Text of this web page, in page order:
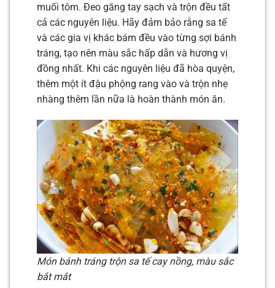
muối tôm. Đeo găng tay sạch và trộn đều tất
cả các nguyên liệu. Hãy đảm bảo rằng sa tế
và các gia vị khác bám đều vào từng sợi bánh
tráng, tạo nên màu sắc hấp dẫn và hương vị
đồng nhất. Khi các nguyên liệu đã hòa quyện,
thêm một ít đậu phộng rang vào và trộn nhẹ
nhàng thêm lần nữa là hoàn thành món ăn.
Món bánh tráng trộn sa tế cay nồng, màu sắc
bắt mắt